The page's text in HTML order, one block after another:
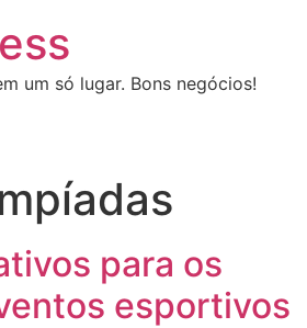
um só lugar. Bons negócios!
para os
esportivos